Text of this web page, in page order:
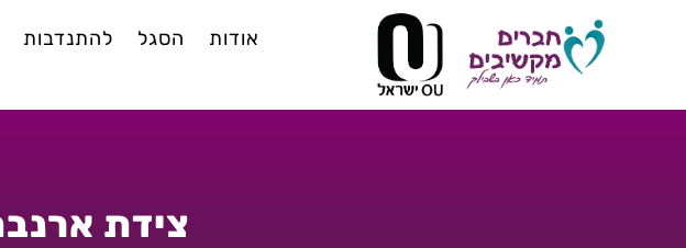
אודות הסגל להתנדבות
צידת